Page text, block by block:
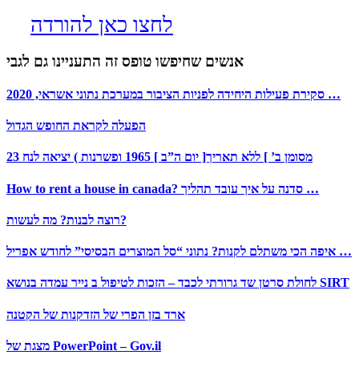
לחצו כאן להורדה
אנשים שחיפשו טופס זה התעניינו גם לגבי
סקירת פעילות היחידה לפניות הציבור במערכת נתוני אשראי, 2020 …
הפעלה לקראת החופש הגדול
23 מסומן ב’ ] ללא תאריך[ יום ה”ב ] 1965 ופשרנות ) יציאה לנח
How to rent a house in canada? סדנה על איך עובד תהליך …
רוצה לבנות? מה לעשות?
איפה הכי משתלם לקנות? נתוני “סל המוצרים הבסיסי” לחודש אפריל …
לחולת סרטן שד גרורתי לכבד – הזכות לטיפול ב נייר עמדה בנושא SIRT
ארד בזן הפרי של הזדקנות של הקטנה
מצגת של PowerPoint – Gov.il